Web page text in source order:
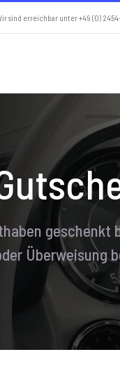
sind erreichbar unter +49 (0)
geschenkt
Überweisung